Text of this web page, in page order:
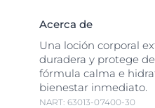
Acerca de
Una loción corporal
duradera y protege
fórmula calma e
bienestar inmediato.
NART: 63013-07400-30